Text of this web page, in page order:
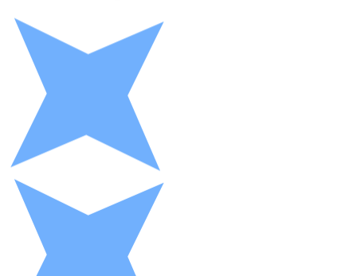
XRP
Cupons cripto